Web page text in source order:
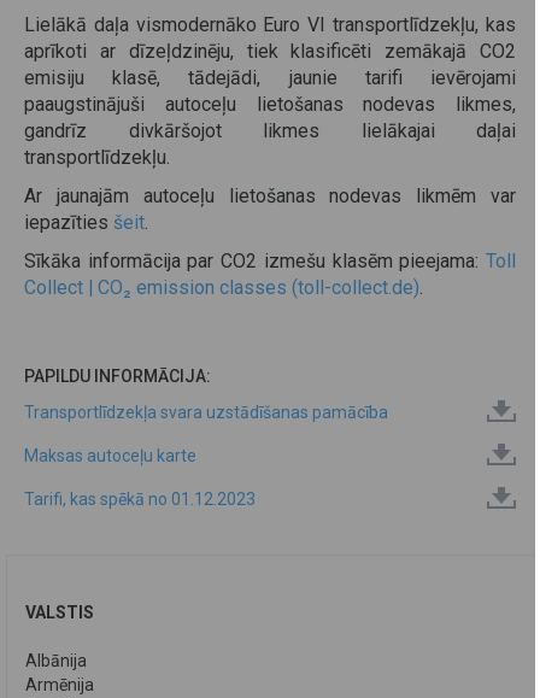
Lielākā daļa vismodernāko Euro VI transportlīdzekļu, kas
aprīkoti ar dīzeļdzinēju, tiek klasificēti zemākajā CO2
emisiju klasē, tādejādi, jaunie tarifi ievērojami
paaugstinājuši autoceļu lietošanas nodevas likmes,
gandrīz divkāršojot likmes lielākajai daļai
transportlīdzekļu.
Ar jaunajām autoceļu lietošanas nodevas likmēm var
iepazīties šeit.
Sīkāka informācija par CO2 izmešu klasēm pieejama: Toll
Collect | CO₂ emission classes (toll-collect.de).
PAPILDU INFORMĀCIJA:
Transportlīdzekļa svara uzstādīšanas pamācība
Maksas autoceļu karte
Tarifi, kas spēkā no 01.12.2023
VALSTIS
Albānija
Armēnija